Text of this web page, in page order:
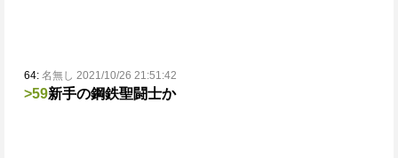
64: 名無し 2021/10/26 21:51:42
>59新手の鋼鉄聖闘士か